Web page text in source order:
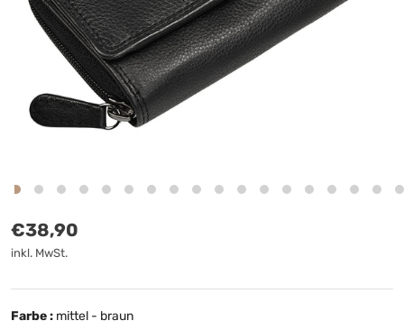
Normaler Preis
€38,90
inkl. MwSt.
Farbe : mittel - braun